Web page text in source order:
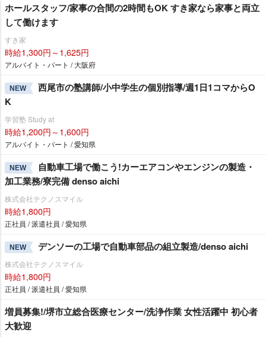
ホールスタッフ/家事の合間の2時間もOK すき家なら家事と両立
して働けます
すき家
時給1,300円～1,625円
アルバイト・パート / 大阪府
NEW
西尾市の塾講師/小中学生の個別指導/週1日1コマからO
K
学習塾 Study at
時給1,200円～1,600円
アルバイト・パート / 愛知県
NEW
自動車工場で働こう!カーエアコンやエンジンの製造・
加工業務/寮完備 denso aichi
株式会社テクノスマイル
時給1,800円
正社員 / 派遣社員 / 愛知県
NEW デンソーの工場で自動車部品の組立製造/denso aichi
株式会社テクノスマイル
時給1,800円
正社員 / 派遣社員 / 愛知県
増員募集!/堺市立総合医療センター/洗浄作業 女性活躍中 初心者
大歓迎